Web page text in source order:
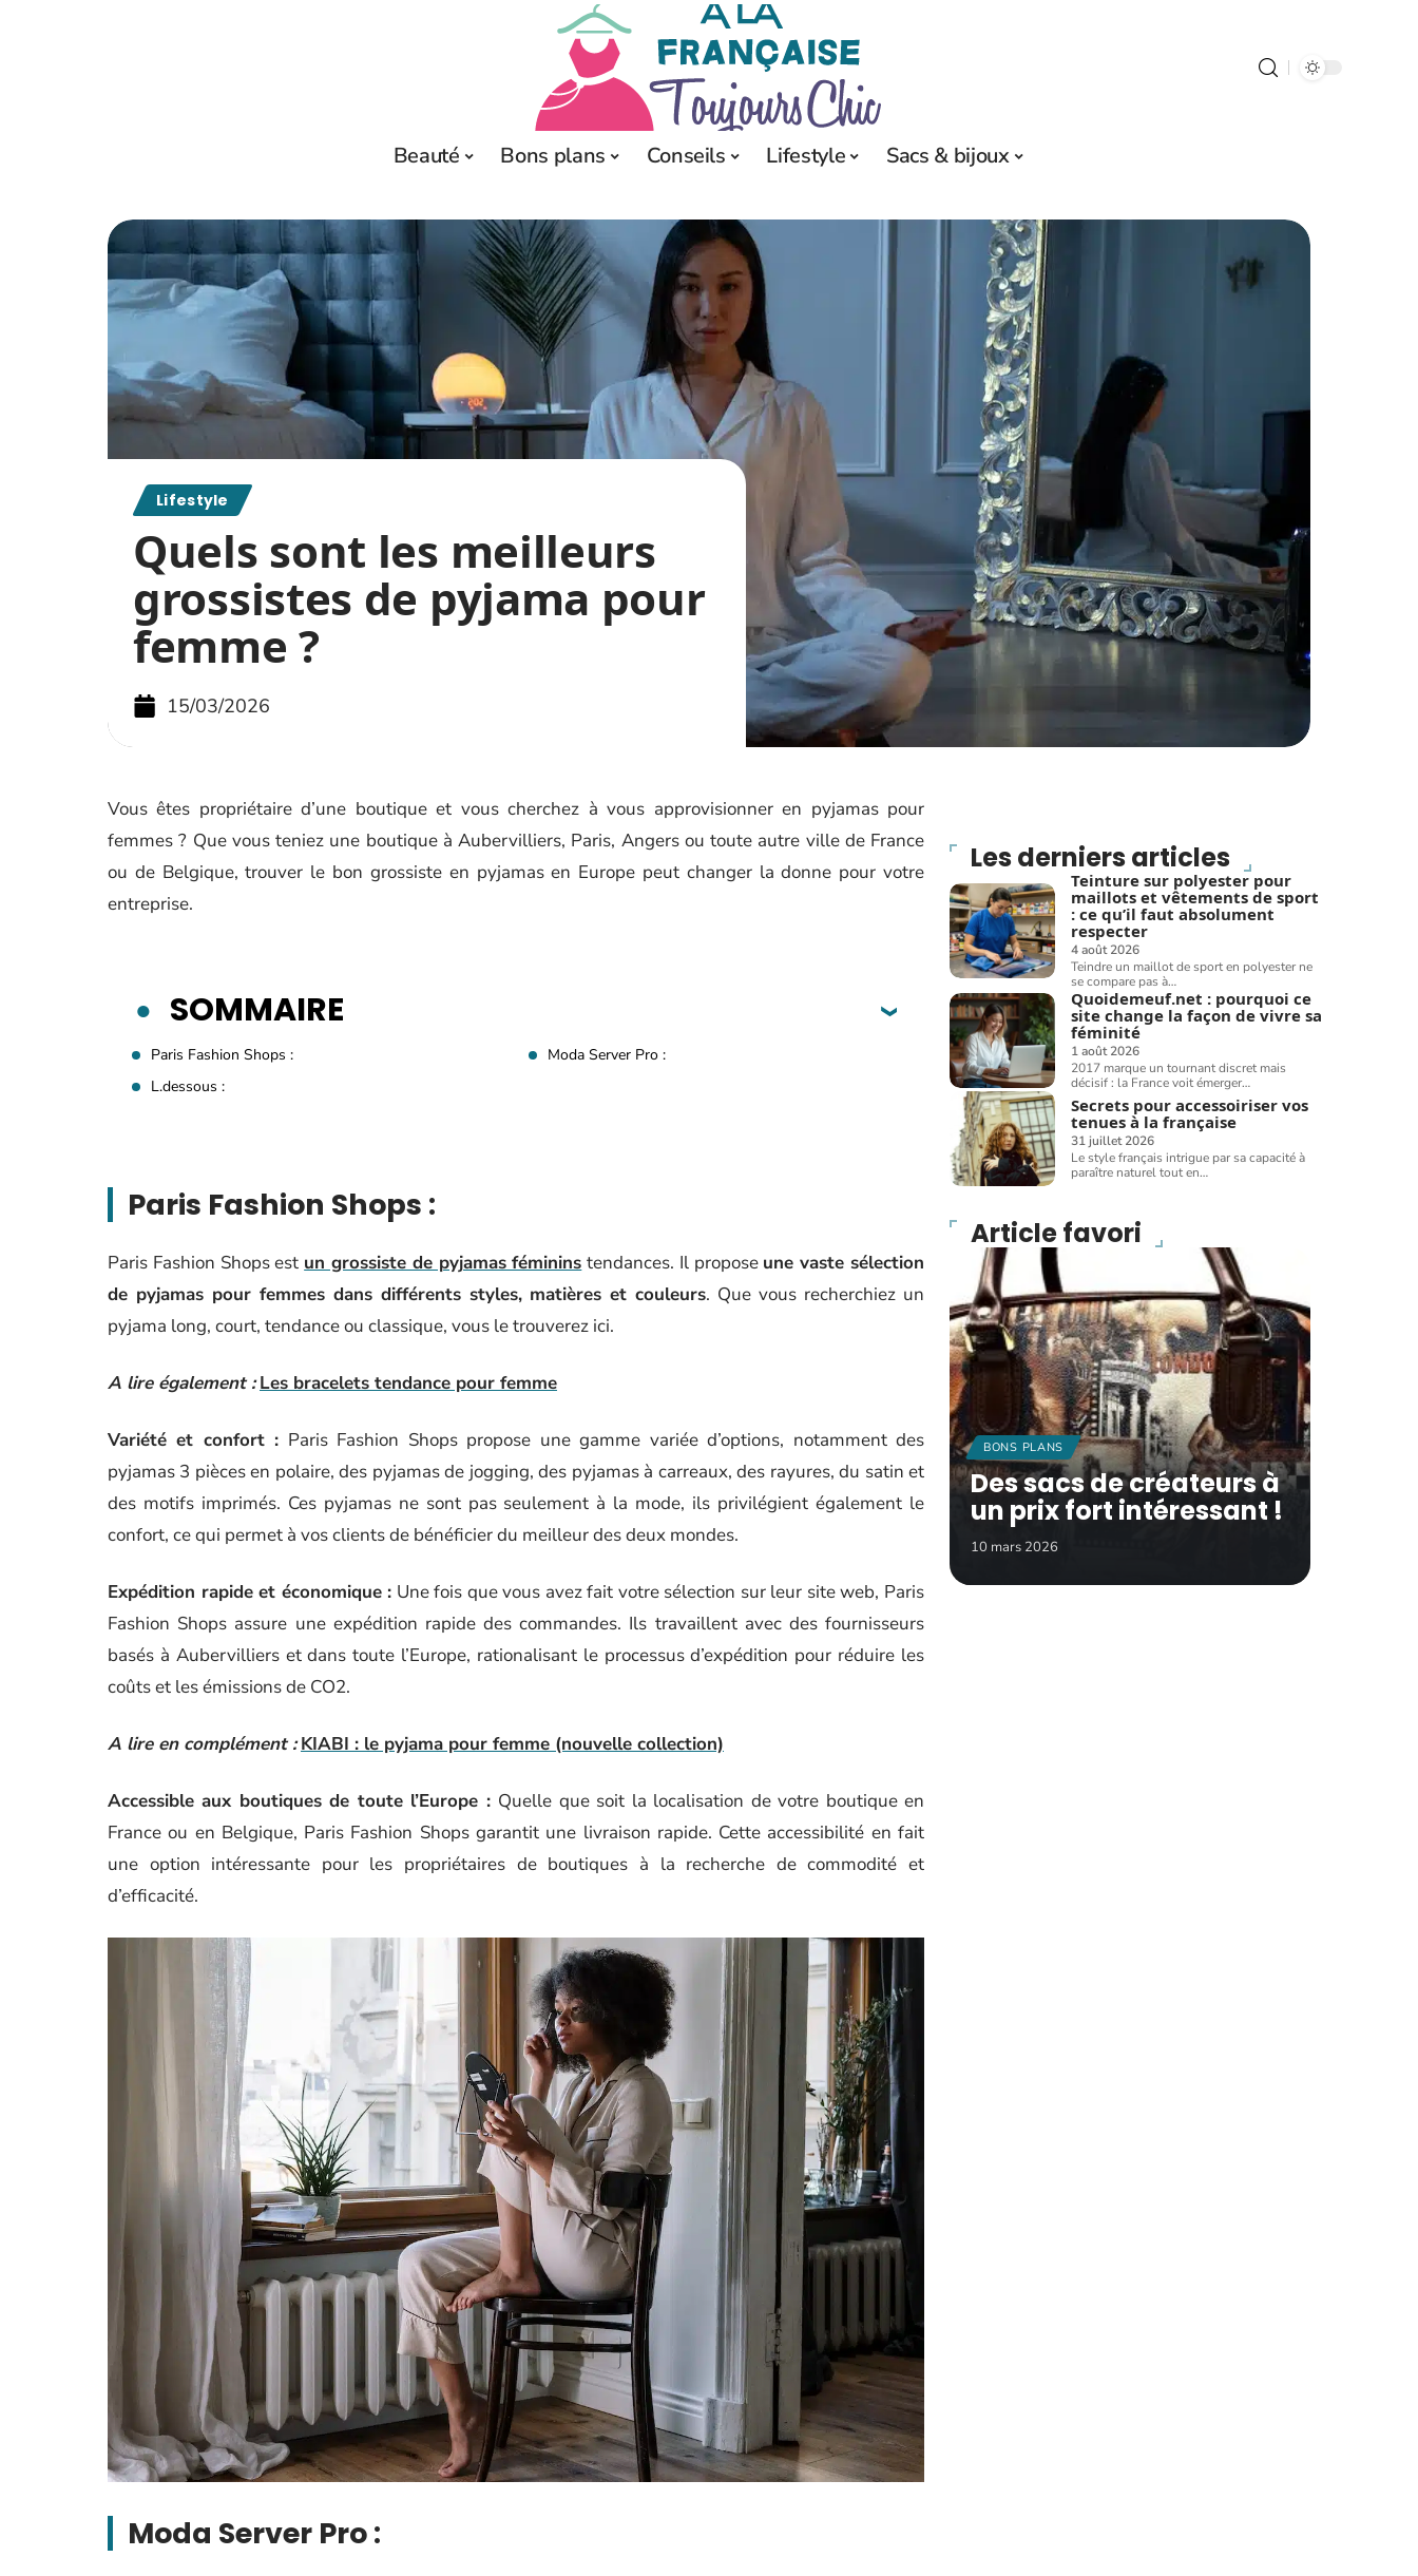
Beauté Bons plans Conseils Lifestyle Sacs & bijoux
Lifestyle
Quels sont les meilleurs
grossistes de pyjama pour
femme ?
15/03/2026
Vous êtes propriétaire d’une boutique et vous cherchez à vous approvisionner en pyjamas pour
femmes ? Que vous teniez une boutique à Aubervilliers, Paris, Angers ou toute autre ville de France
ou de Belgique, trouver le bon grossiste en pyjamas en Europe peut changer la donne pour votre
entreprise.
SOMMAIRE
Paris Fashion Shops :
Moda Server Pro :
L.dessous :
Paris Fashion Shops :
Paris Fashion Shops est un grossiste de pyjamas féminins tendances. Il propose une vaste sélection
de pyjamas pour femmes dans différents styles, matières et couleurs. Que vous recherchiez un
pyjama long, court, tendance ou classique, vous le trouverez ici.
A lire également : Les bracelets tendance pour femme
Variété et confort : Paris Fashion Shops propose une gamme variée d’options, notamment des
pyjamas 3 pièces en polaire, des pyjamas de jogging, des pyjamas à carreaux, des rayures, du satin et
des motifs imprimés. Ces pyjamas ne sont pas seulement à la mode, ils privilégient également le
confort, ce qui permet à vos clients de bénéficier du meilleur des deux mondes.
Expédition rapide et économique : Une fois que vous avez fait votre sélection sur leur site web, Paris
Fashion Shops assure une expédition rapide des commandes. Ils travaillent avec des fournisseurs
basés à Aubervilliers et dans toute l’Europe, rationalisant le processus d’expédition pour réduire les
coûts et les émissions de CO2.
A lire en complément : KIABI : le pyjama pour femme (nouvelle collection)
Accessible aux boutiques de toute l’Europe : Quelle que soit la localisation de votre boutique en
France ou en Belgique, Paris Fashion Shops garantit une livraison rapide. Cette accessibilité en fait
une option intéressante pour les propriétaires de boutiques à la recherche de commodité et
d’efficacité.
Moda Server Pro :
Les derniers articles
Teinture sur polyester pour
maillots et vêtements de sport
: ce qu’il faut absolument
respecter
4 août 2026
Teindre un maillot de sport en polyester ne
se compare pas à…
Quoidemeuf.net : pourquoi ce
site change la façon de vivre sa
féminité
1 août 2026
2017 marque un tournant discret mais
décisif : la France voit émerger…
Secrets pour accessoiriser vos
tenues à la française
31 juillet 2026
Le style français intrigue par sa capacité à
paraître naturel tout en…
Article favori
BONS PLANS
Des sacs de créateurs à
un prix fort intéressant !
10 mars 2026